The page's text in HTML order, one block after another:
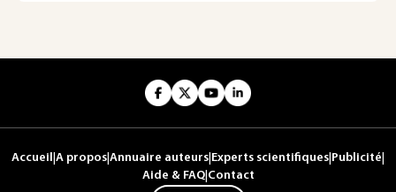
Accueil A propos Annuaire auteurs Experts scientifiques Publicité
Aide & FAQ| Contact